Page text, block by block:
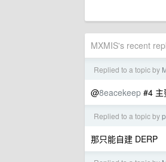
MXMIS's recent
Replied to a topic by
@8eacekeep #4 主
Replied to a topic by
那只能自建 DERP